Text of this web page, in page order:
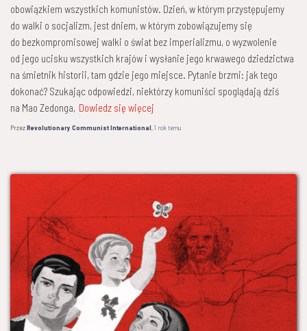
obowiązkiem wszystkich komunistów. Dzień, w którym przystępujemy
do walki o socjalizm, jest dniem, w którym zobowiązujemy się
do bezkompromisowej walki o świat bez imperializmu, o wyzwolenie
od jego ucisku wszystkich krajów i wysłanie jego krwawego dziedzictwa
na śmietnik historii, tam gdzie jego miejsce. Pytanie brzmi: jak tego
dokonać? Szukając odpowiedzi, niektórzy komuniści spoglądają dziś
na Mao Zedonga, Dowiedz się więcej
PrzezRevolutionary Communist International,1 rok temu